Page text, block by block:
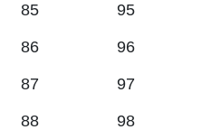
85 95
86 96
87 97
88 98